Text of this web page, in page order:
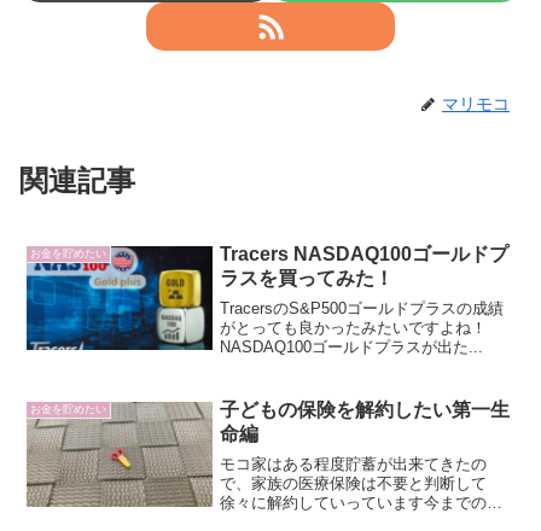
マリモコ
関連記事
お金を貯めたい
Tracers NASDAQ100ゴールドプ
ラスを買ってみた！
TracersのS&P500ゴールドプラスの成績
がとっても良かったみたいですよね！
NASDAQ100ゴールドプラスが出た...
お金を貯めたい
子どもの保険を解約したい第一生
命編
モコ家はある程度貯蓄が出来てきたの
で、家族の医療保険は不要と判断して
徐々に解約していっています今までの医